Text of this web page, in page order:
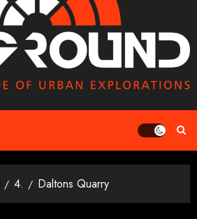
4. Daltons Quarry